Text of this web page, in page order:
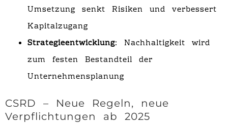
Umsetzung senkt Risiken und verbessert
Kapitalzugang
Strategieentwicklung: Nachhaltigkeit wird
zum festen Bestandteil der
Unternehmensplanung
CSRD – Neue Regeln, neue
Verpflichtungen ab 2025